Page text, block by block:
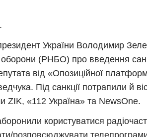
України Володимир
оборони (РНБО) про введення
від «Опозиційної
Під санкції потрапили й
ZIK, «112 Україна» та NewsOne.
користуватися